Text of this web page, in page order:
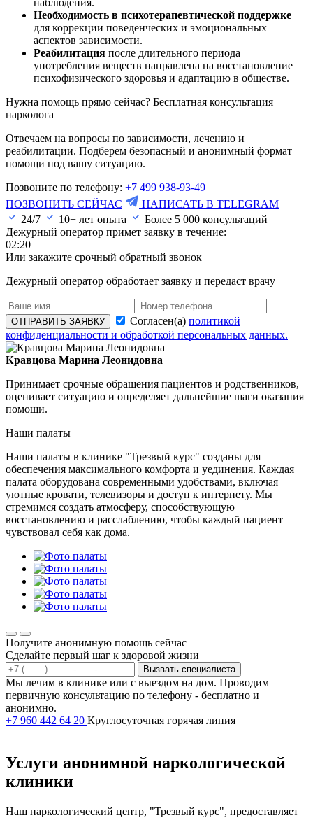
наблюдения.
Необходимость в психотерапевтической поддержке
для коррекции поведенческих и эмоциональных
аспектов зависимости.
Реабилитация после длительного периода
употребления веществ направлена на восстановление
психофизического здоровья и адаптацию в обществе.
Нужна помощь прямо сейчас? Бесплатная консультация
нарколога
Отвечаем на вопросы по зависимости, лечению и
реабилитации. Подберем безопасный и анонимный формат
помощи под вашу ситуацию.
Позвоните по телефону: +7 499 938-93-49
ПОЗВОНИТЬ СЕЙЧАС
НАПИСАТЬ В TELEGRAM
24/7
10+ лет опыта Более 5 000 консультаций
Дежурный оператор примет заявку в течение:
02:20
Или закажите срочный обратный звонок
Дежурный оператор обработает заявку и передаст врачу
ОТПРАВИТЬ ЗАЯВКУ Согласен(а) политикой
конфиденциальности и обработкой персональных данных.
Кравцова Марина Леонидовна
Принимает срочные обращения пациентов и родственников,
оценивает ситуацию и определяет дальнейшие шаги оказания
помощи.
Наши палаты
Наши палаты в клинике "Трезвый курс" созданы для
обеспечения максимального комфорта и уединения. Каждая
палата оборудована современными удобствами, включая
уютные кровати, телевизоры и доступ к интернету. Мы
стремимся создать атмосферу, способствующую
восстановлению и расслаблению, чтобы каждый пациент
чувствовал себя как дома.
Получите анонимную помощь сейчас
Сделайте первый шаг к здоровой жизни
Вызвать специалиста
Мы лечим в клинике или с выездом на дом. Проводим
первичную консультацию по телефону - бесплатно и
анонимно.
+7 960 442 64 20 Круглосуточная горячая линия
Услуги анонимной наркологической
клиники
Наш наркологический центр, "Трезвый курс", предоставляет